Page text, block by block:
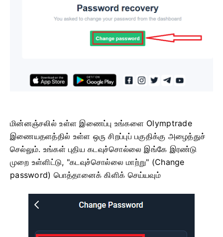
மின்னஞ்சலில் உள்ள இணைப்பு உங்களை Olymptrade
இணையதளத்தில் உள்ள ஒரு சிறப்புப் பகுதிக்கு அழைத்துச்
செல்லும். உங்கள் புதிய கடவுச்சொல்லை இங்கே இரண்டு
முறை உள்ளிட்டு, "கடவுச்சொல்லை மாற்று" (Change
password) பொத்தானைக் கிளிக் செய்யவும்